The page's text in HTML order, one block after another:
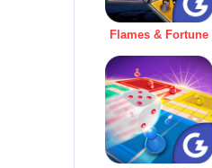
Flames & Fortune